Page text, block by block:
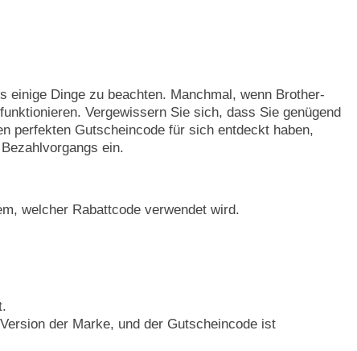
Dinge zu beachten. Manchmal, wenn Brother-
Vergewissern Sie sich, dass Sie genügend
perfekten Gutscheincode für sich entdeckt haben,
ein.
welcher Rabattcode verwendet wird.
der Marke, und der Gutscheincode ist